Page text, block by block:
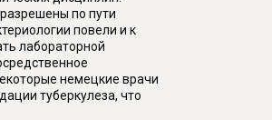
по пути
повели и к
лабораторной
немецкие врачи
туберкулеза, что